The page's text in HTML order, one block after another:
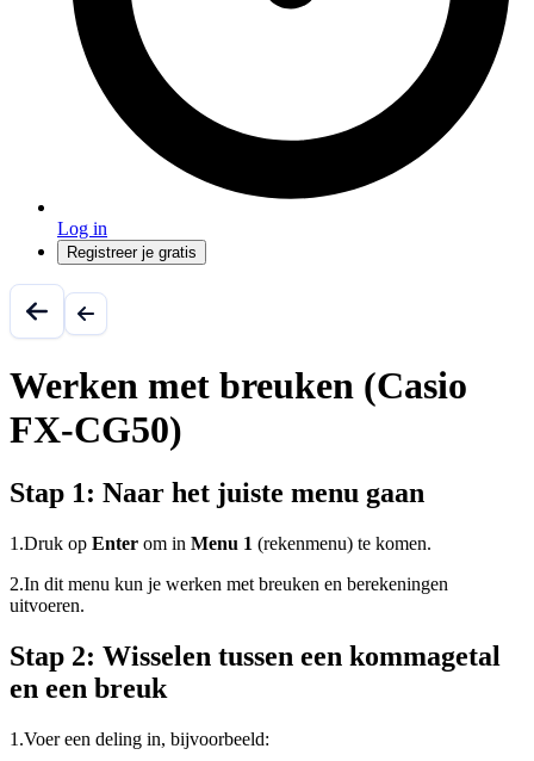
Log in
Registreer je gratis
Werken met breuken (Casio
FX-CG50)
Stap 1: Naar het juiste menu gaan
1.Druk op Enter om in Menu 1 (rekenmenu) te komen.
2.In dit menu kun je werken met breuken en berekeningen
uitvoeren.
Stap 2: Wisselen tussen een kommagetal
en een breuk
1.Voer een deling in, bijvoorbeeld: